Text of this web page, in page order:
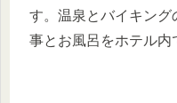
す。温泉とバイキング
事とお風呂をホテル内